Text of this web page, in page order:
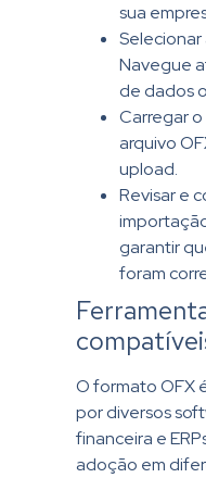
sua
Navegue
de dados
Carregar o
arquivo
upload.
Revisar e
garantir
foram
O formato OFX
por diversos
financeira e
adoção em